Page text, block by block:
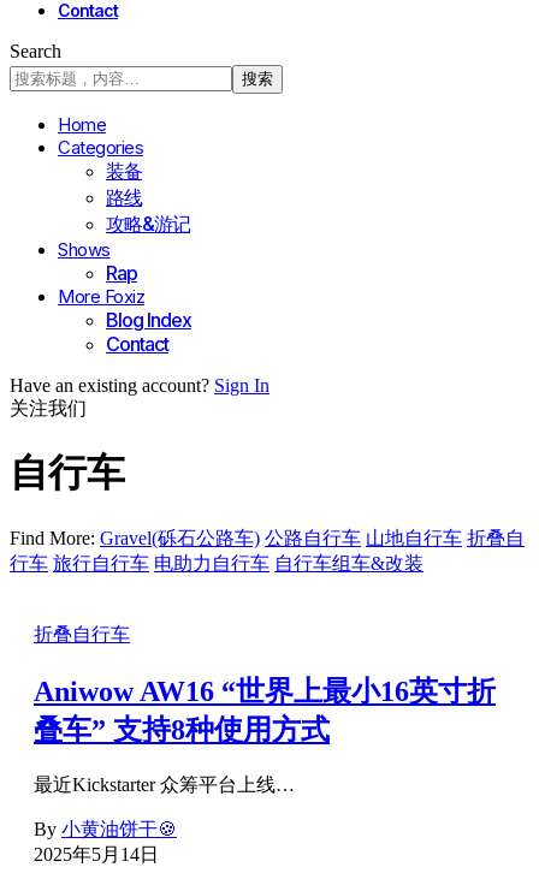
Contact
Search
Home
Categories
装备
路线
攻略&游记
Shows
Rap
More Foxiz
Blog Index
Contact
Have an existing account? Sign In
关注我们
自行车
Find More: Gravel(砾石公路车) 公路自行车 山地自行车 折叠自
行车 旅行自行车 电助力自行车 自行车组车&改装
折叠自行车
Aniwow AW16 “世界上最小16英寸折
叠车” 支持8种使用方式
最近Kickstarter 众筹平台上线…
By 小黄油饼干🍪
2025年5月14日